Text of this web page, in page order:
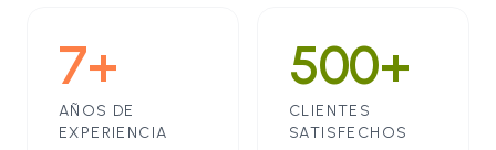
7+
AÑOS DE
EXPERIENCIA
500+
CLIENTES
SATISFECHOS